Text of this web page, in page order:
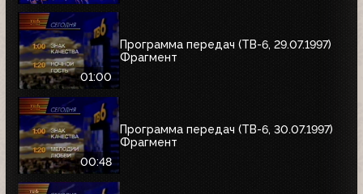
01:00
Программа передач (ТВ-6, 29.07.1997)
Фрагмент
00:48
Программа передач (ТВ-6, 30.07.1997)
Фрагмент